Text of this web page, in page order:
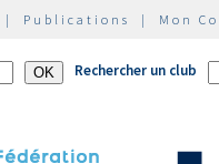
| Publications | Mon
Rechercher un club